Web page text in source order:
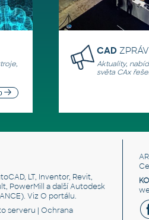
CAD
Aktuality,
světa CAx
LT, Inventor, Revit,
PowerMill a další Autodesk
Viz O portálu.
serveru | Ochrana